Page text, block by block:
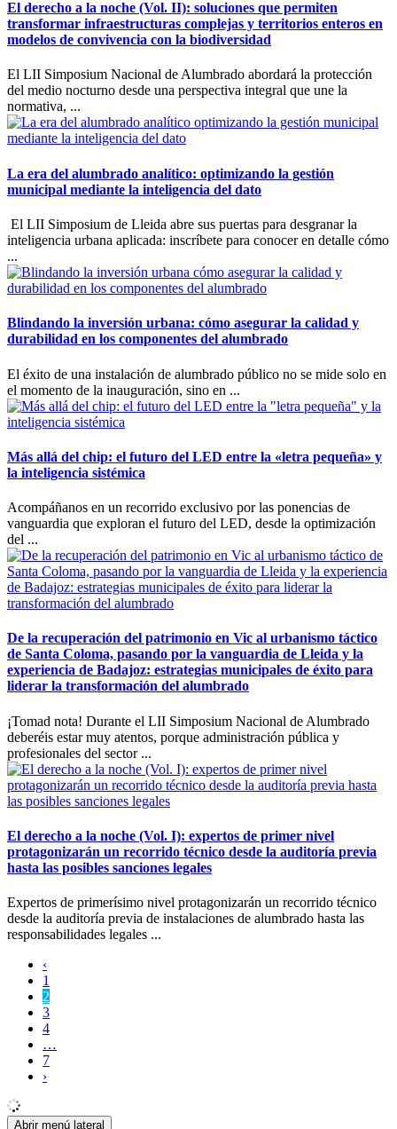
El derecho a la noche (Vol. II): soluciones que permiten
transformar infraestructuras complejas y territorios enteros en
modelos de convivencia con la biodiversidad
El LII Simposium Nacional de Alumbrado abordará la protección
del medio nocturno desde una perspectiva integral que une la
normativa, ...
La era del alumbrado analítico: optimizando la gestión
municipal mediante la inteligencia del dato
El LII Simposium de Lleida abre sus puertas para desgranar la
inteligencia urbana aplicada: inscríbete para conocer en detalle cómo
...
Blindando la inversión urbana: cómo asegurar la calidad y
durabilidad en los componentes del alumbrado
El éxito de una instalación de alumbrado público no se mide solo en
el momento de la inauguración, sino en ...
Más allá del chip: el futuro del LED entre la «letra pequeña» y
la inteligencia sistémica
Acompáñanos en un recorrido exclusivo por las ponencias de
vanguardia que exploran el futuro del LED, desde la optimización
del ...
De la recuperación del patrimonio en Vic al urbanismo táctico
de Santa Coloma, pasando por la vanguardia de Lleida y la
experiencia de Badajoz: estrategias municipales de éxito para
liderar la transformación del alumbrado
¡Tomad nota! Durante el LII Simposium Nacional de Alumbrado
deberéis estar muy atentos, porque administración pública y
profesionales del sector ...
El derecho a la noche (Vol. I): expertos de primer nivel
protagonizarán un recorrido técnico desde la auditoría previa
hasta las posibles sanciones legales
Expertos de primerísimo nivel protagonizarán un recorrido técnico
desde la auditoría previa de instalaciones de alumbrado hasta las
responsabilidades legales ...
‹
1
2
3
4
…
7
›
Abrir menú lateral